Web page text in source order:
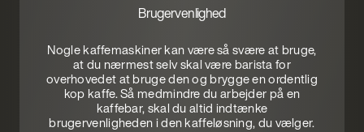
Brugervenlighed
Nogle kaffemaskiner kan være så svære at bruge,
at du nærmest selv skal være barista for
overhovedet at bruge den og brygge en ordentlig
kop kaffe. Så medmindre du arbejder på en
kaffebar, skal du altid indtænke
brugervenligheden i den kaffeløsning, du vælger.